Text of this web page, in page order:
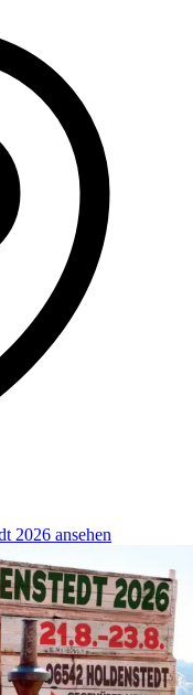
2026 ansehen